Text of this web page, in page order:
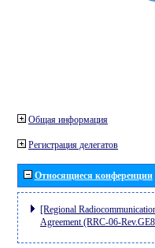
Общая информация
Регистрация делегатов
Относящиеся конференции
[Regional
Agreement (RRC-06-